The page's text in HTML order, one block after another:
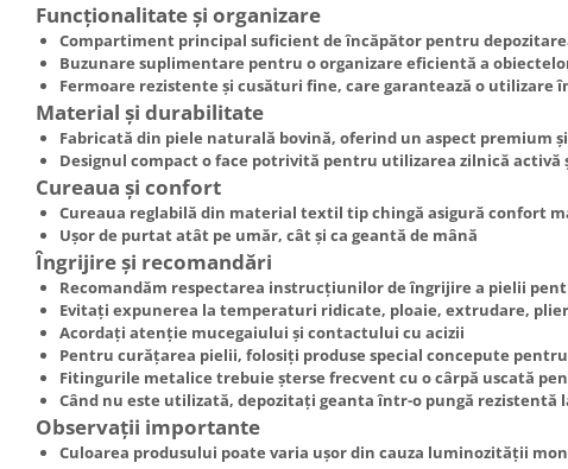
Funcționalitate și organizare
Compartiment principal suficient de încăpător pentru
Buzunare suplimentare pentru o organizare eficientă a
Fermoare rezistente și cusături fine, care garantează o utilizare
Material și durabilitate
Fabricată din piele naturală bovină, oferind un aspect premium
Designul compact o face potrivită pentru utilizarea zilnică activă
Cureaua și confort
Cureaua reglabilă din material textil tip chingă asigură confort
Ușor de purtat atât pe umăr, cât și ca geantă de mână
Îngrijire și recomandări
Recomandăm respectarea instrucțiunilor de îngrijire a pielii
Evitați expunerea la temperaturi ridicate, ploaie, extrudare,
Acordați atenție mucegaiului și contactului cu acizii
Pentru curățarea pielii, folosiți produse special concepute
Fitingurile metalice trebuie șterse frecvent cu o cârpă uscată
Când nu este utilizată, depozitați geanta într-o pungă rezistentă
Observații importante
Culoarea produsului poate varia ușor din cauza luminozității